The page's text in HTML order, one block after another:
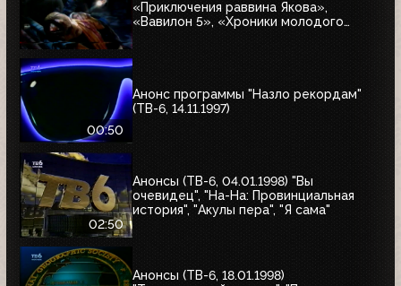
«Приключения раввина Якова»,
«Вавилон 5», «Хроники молодого
00:50
Анонс программы "Назло рекордам"
(ТВ-6, 14.11.1997)
02:50
Анонсы (ТВ-6, 04.01.1998) "Вы
очевидец", "На-На: Провинциальная
история", "Акулы пера", "Я сама"
Анонсы (ТВ-6, 18.01.1998)